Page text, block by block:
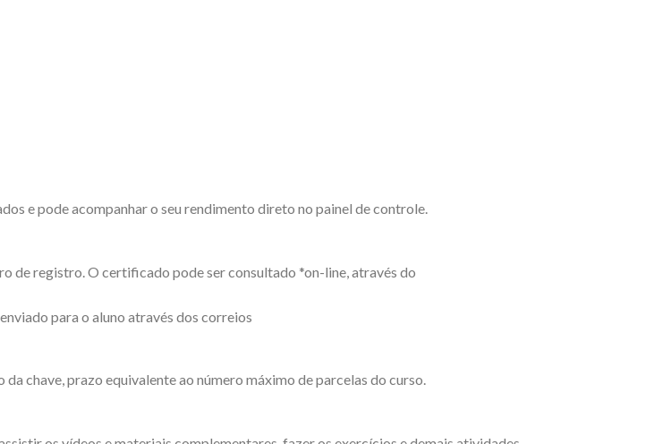
e pode acompanhar o seu rendimento direto no painel de controle.
de registro. O certificado pode ser consultado *on-line, através do
para o aluno através dos correios
chave, prazo equivalente ao número máximo de parcelas do curso.